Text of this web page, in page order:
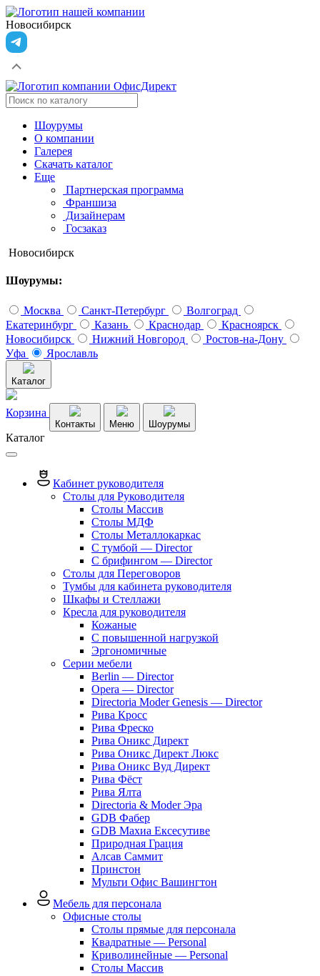
Новосибирск
Шоурумы
О компании
Галерея
Скачать каталог
Еще
Партнерская программа
Франшиза
Дизайнерам
Госзаказ
Новосибирск
Шоурумы:
Москва Санкт-Петербург
Волгоград
Екатеринбург
Казань Краснодар
Красноярск
Новосибирск
Нижний Новгород
Ростов-на-Дону
Уфа
Ярославль
Каталог
Корзина
Контакты Меню Шоурумы
Каталог
Кабинет руководителя
Столы для Руководителя
Столы Массив
Столы МДФ
Столы Металлокаркас
С тумбой — Director
C брифингом — Director
Столы для Переговоров
Тумбы для кабинета руководителя
Шкафы и Стеллажи
Кресла для руководителя
Кожаные
С повышенной нагрузкой
Эргономичные
Серии мебели
Berlin — Director
Opera — Director
Directoria Moder Genesis — Director
Рива Кросс
Рива Фреско
Рива Оникс Директ
Рива Оникс Директ Люкс
Рива Оникс Вуд Директ
Рива Фёст
Рива Ялта
Directoria & Moder Эра
GDB Фабер
GDB Махиа Ексесутиве
Природная Грация
Алсав Саммит
Принстон
Мульти Офис Вашингтон
Мебель для персонала
Офисные столы
Столы прямые для персонала
Квадратные — Personal
Криволинейные — Personal
Столы Массив